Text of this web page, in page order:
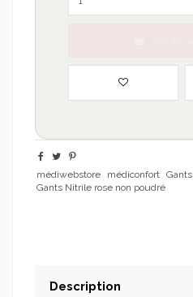
médiwebstore médiconfort Gants
Gants Nitrile rose non poudré
Description